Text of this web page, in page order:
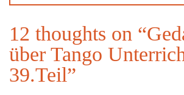
12 thoughts on “
über Tango
39.Teil”